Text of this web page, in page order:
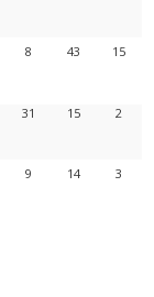
8 43 15
31 15 2
9 14 3